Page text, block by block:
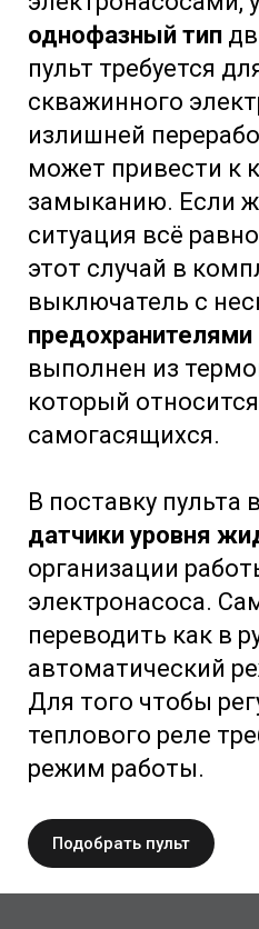
однофазный тип
пульт требуется
скважинного
излишней
может привести к
замыканию. Если
ситуация всё
этот случай в
выключатель с
предохранителями
выполнен из
который
самогасящихся.
В поставку пульта
датчики уровня
организации
электронасоса.
переводить как в
автоматический
Для того чтобы
теплового реле
режим работы.
Подобрать пульт